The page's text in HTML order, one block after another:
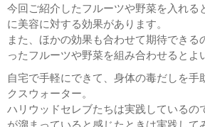
今回ご紹介したフルーツや野菜を入れる
に美容に対する効果があります。
また、ほかの効果も合わせて期待できる
ったフルーツや野菜を組み合わせるとよ
自宅で手軽にできて、身体の毒だしを手
クスウォーター。
ハリウッドセレブたちは実践しているの